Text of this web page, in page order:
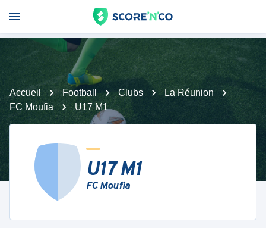
Accueil Football Clubs
La Réunion
FC Moufia
U17 M1
U17 M1
FC Moufia